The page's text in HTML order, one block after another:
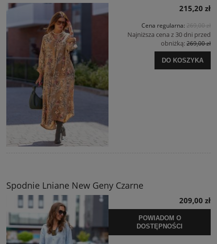
215,20 zł
Cena regularna: 269,00 zł
Najniższa cena z 30 dni przed
obniżką:269,00 zł
DO KOSZYKA
Spodnie Lniane New Geny Czarne
209,00 zł
POWIADOM O
DOSTĘPNOŚCI